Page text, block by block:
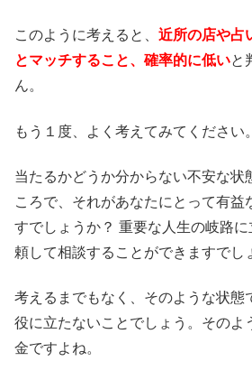
このように考えると、 近所の店や占
とマッチすること、確率的に低いと
ん。
もう１度、よく考えてみてください。
当たるかどうか分からない不安な状
ころで、それがあなたにとって有益
すでしょうか？ 重要な人生の岐路
頼して相談することができますでし
考えるまでもなく、そのような状態
役に立たないことでしょう。そのよ
金ですよね。